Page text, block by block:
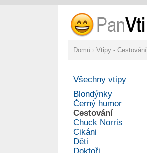
Domů › Vtipy - Cestování
Všechny vtipy
Blondýnky
Černý humor
Cestování
Chuck Norris
Cikáni
Děti
Doktoři